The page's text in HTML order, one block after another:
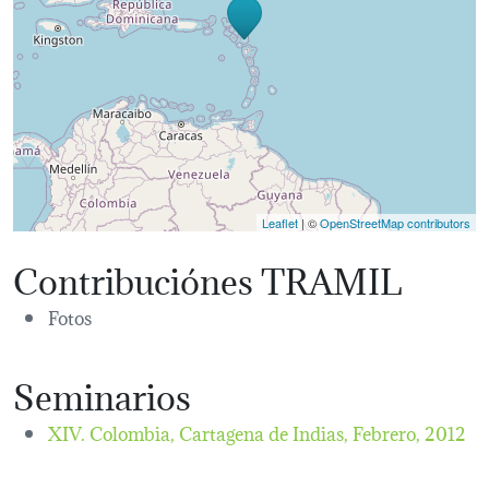
Leaflet | ©OpenStreetMap contributors
Contribuciónes TRAMIL
Fotos
Seminarios
XIV. Colombia, Cartagena de Indias,Febrero, 2012